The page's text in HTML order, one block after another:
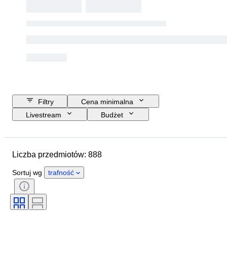
Filtry
Cena minimalna
Livestream
Budżet
Kraj pochodzenia
Dodatki
Tematyka
Podpis
Skala
Liczba przedmiotów: 888
Sortuj wg trafność